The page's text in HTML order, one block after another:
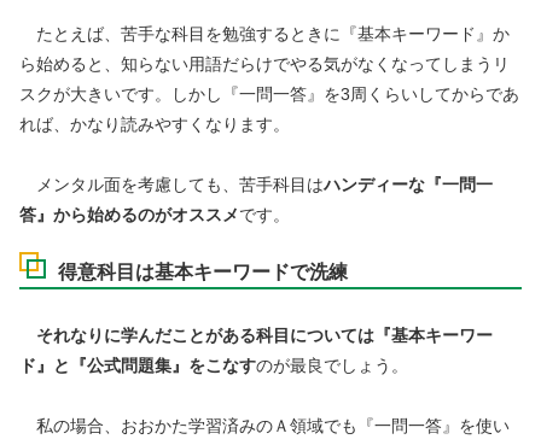
たとえば、苦手な科目を勉強するときに『基本キーワード』か
ら始めると、知らない用語だらけでやる気がなくなってしまうリ
スクが大きいです。しかし『一問一答』を3周くらいしてからであ
れば、かなり読みやすくなります。
メンタル面を考慮しても、苦手科目はハンディーな『一問一
答』から始めるのがオススメです。
得意科目は基本キーワードで洗練
それなりに学んだことがある科目については『基本キーワー
ド』と『公式問題集』をこなすのが最良でしょう。
私の場合、おおかた学習済みのＡ領域でも『一問一答』を使い